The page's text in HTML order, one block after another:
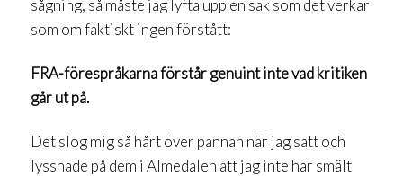
sågning, så måste jag lyfta upp en sak som det verkar
som om faktiskt ingen förstått:
FRA-förespråkarna förstår genuint inte vad kritiken
går ut på.
Det slog mig så hårt över pannan när jag satt och
lyssnade på dem i Almedalen att jag inte har smält